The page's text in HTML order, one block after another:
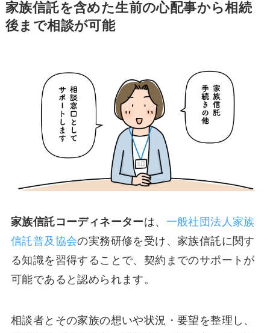
家族信託を含めた生前の心配事から相続
後まで相談が可能
家族信託コーディネーターは、 一般社団法人家族
信託普及協会の実務研修を受け、家族信託に関す
る知識を習得することで、契約までのサポートが
可能であると認められます。
相談者とその家族の想いや状況・要望を整理し、